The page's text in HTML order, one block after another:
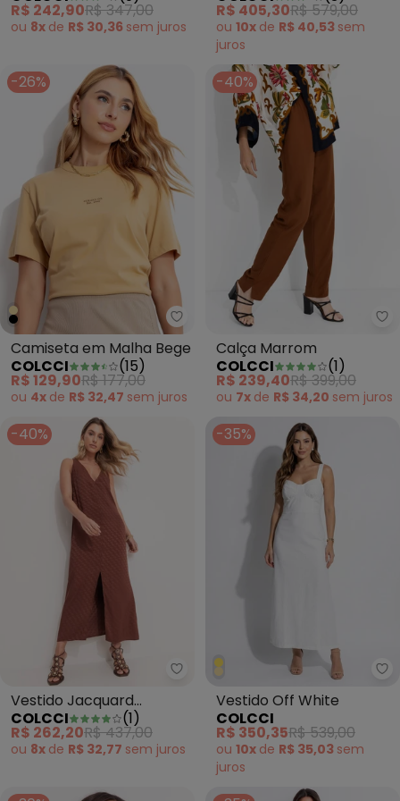
R$ 242,90R$ 347,00
ou 8x de R$ 30,36 sem juros
R$ 405,30R$ 579,00
ou 10x de R$ 40,53 sem
juros
-26%
Colcci - Camiseta em Malha
Camiseta em Malha Bege
COLCCI
(15)
R$ 129,90R$ 177,00
ou 4x de R$ 32,47 sem juros
-40%
Calça Marrom
COLCCI
(1)
R$ 239,40R$ 399,00
ou 7x de R$ 34,20 sem juros
-40%
Colcci - Vestido Jacquard
Vestido Jacquard
Marrom
COLCCI (1)
R$ 262,20R$ 437,00
ou 8x de R$ 32,77 sem juros
-35%
Vestido Off White
COLCCI
R$ 350,35R$ 539,00
ou 10x de R$ 35,03 sem
juros